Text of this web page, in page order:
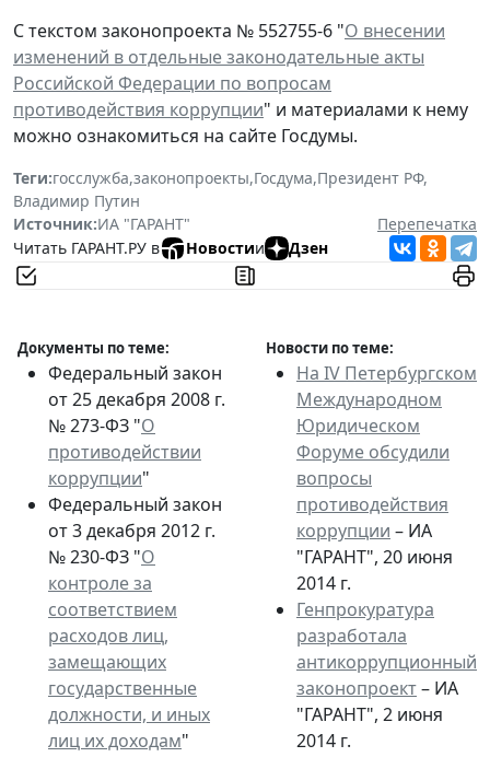
С текстом законопроекта № 552755-6 "О внесении
изменений в отдельные законодательные акты
Российской Федерации по вопросам
противодействия коррупции" и материалами к нему
можно ознакомиться на сайте Госдумы.
Теги:госслужба,законопроекты,Госдума,Президент РФ,
Владимир Путин
Источник:ИА "ГАРАНТ"
Перепечатка
Читать ГАРАНТ.РУ в
Новостии Дзен
Документы по теме: Новости по теме:
Федеральный закон
от 25 декабря 2008 г.
№ 273-ФЗ "О
противодействии
коррупции"
Федеральный закон
от 3 декабря 2012 г.
№ 230-ФЗ "О
контроле за
соответствием
расходов лиц,
замещающих
государственные
должности, и иных
лиц их доходам"
На IV Петербургском
Международном
Юридическом
Форуме обсудили
вопросы
противодействия
коррупции – ИА
"ГАРАНТ", 20 июня
2014 г.
Генпрокуратура
разработала
антикоррупционный
законопроект– ИА
"ГАРАНТ", 2 июня
2014 г.